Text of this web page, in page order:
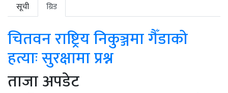
सूची ग्रिड
चितवन राष्ट्रिय निकुञ्जमा गैँडाको
हत्याः सुरक्षामा प्रश्न
ताजा अपडेट